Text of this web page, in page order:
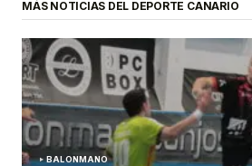
MÁS NOTICIAS DEL DEPORTE CANARIO
BALONMANO